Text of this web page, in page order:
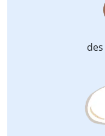
des